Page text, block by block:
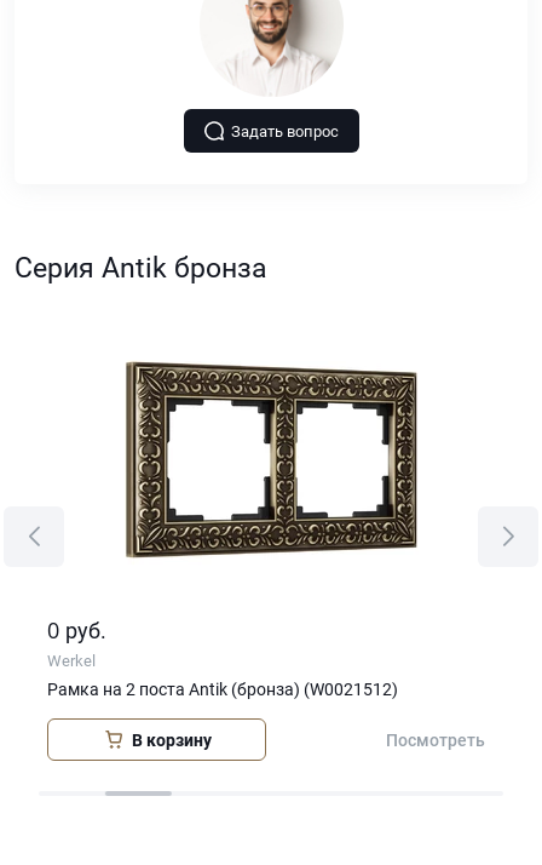
Задать вопрос
Серия Antik бронза
0 руб.
Werkel
Рамка на 2 поста Antik (бронза) (W0021512)
В корзину Посмотреть